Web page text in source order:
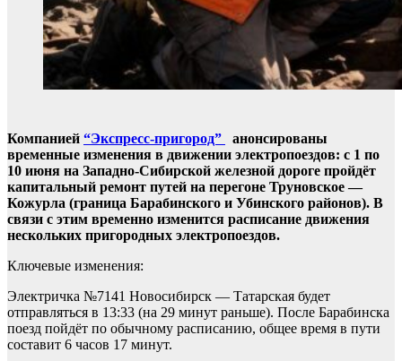
Компанией “Экспресс-пригород”
анонсированы
временные изменения в движении электропоездов: с 1 по
10 июня на Западно-Сибирской железной дороге пройдёт
капитальный ремонт путей на перегоне Труновское —
Кожурла (граница Барабинского и Убинского районов). В
связи с этим временно изменится расписание движения
нескольких пригородных электропоездов.
Ключевые изменения:
Электричка №7141 Новосибирск — Татарская будет
отправляться в 13:33 (на 29 минут раньше). После Барабинска
поезд пойдёт по обычному расписанию, общее время в пути
составит 6 часов 17 минут.